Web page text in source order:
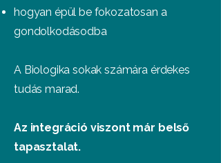
hogyan épül be fokozatosan a
gondolkodásodba
A Biologika sokak számára érdekes
tudás marad.
Az integráció viszont már belső
tapasztalat.